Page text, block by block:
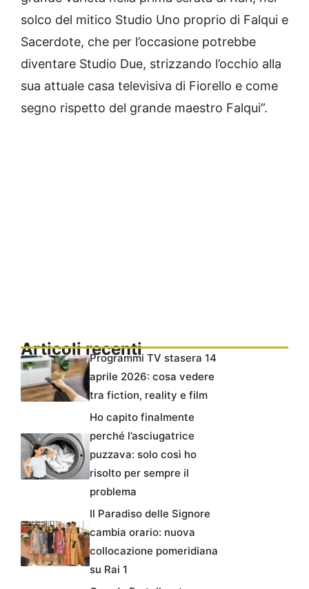
solco del mitico Studio Uno proprio di Falqui e
Sacerdote, che per l’occasione potrebbe
diventare Studio Due, strizzando l’occhio alla
sua attuale casa televisiva di Fiorello e come
segno rispetto del grande maestro Falqui”.
Articoli recentiProgrammi TV stasera 14
aprile 2026: cosa vedere
tra fiction, reality e film
Ho capito finalmente
perché l’asciugatrice
puzzava: solo così ho
risolto per sempre il
problema
Il Paradiso delle Signore
cambia orario: nuova
collocazione pomeridiana
su Rai 1